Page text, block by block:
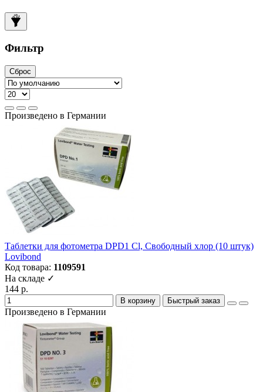
Фильтр
Сброс
Произведено в Германии
Таблетки для фотометра DPD1 Cl, Свободный хлор (10 штук)
Lovibond
Код товара: 1109591
На складе ✓
144 р.
В корзину Быстрый заказ
Произведено в Германии